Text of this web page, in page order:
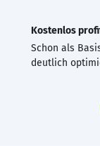
Kostenlos
Schon als
deutlich